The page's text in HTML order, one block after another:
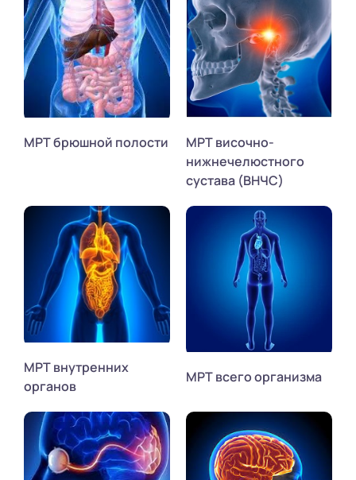
МРТ брюшной полости
МРТ височно-
нижнечелюстного
сустава (ВНЧС)
МРТ внутренних
органов
МРТ всего организма